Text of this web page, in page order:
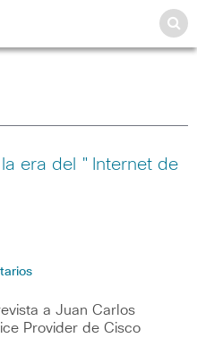
era del "Internet de
a Juan Carlos
Provider de Cisco